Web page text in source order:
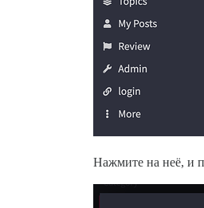
Нажмите на неё, и